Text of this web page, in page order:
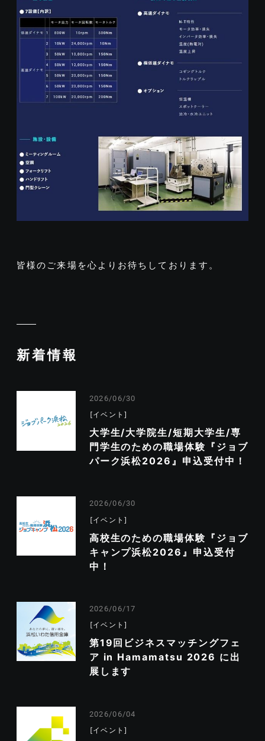
皆様のご来場を心よりお待ちしております。
新着情報
2026/06/30
イベント
大学生/大学院生/短期大学生/専
門学生のための職場体験『ジョブ
パーク浜松2026』申込受付中！
2026/06/30
イベント
高校生のための職場体験『ジョブ
キャンプ浜松2026』申込受付
中！
2026/06/17
イベント
第19回ビジネスマッチングフェ
ア in Hamamatsu 2026 に出
展します
2026/06/04
イベント